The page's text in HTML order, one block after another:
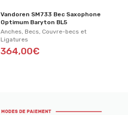
Vandoren SM733 Bec Saxophone
Optimum Baryton BL5
Anches, Becs, Couvre-becs et
Ligatures
364,00€